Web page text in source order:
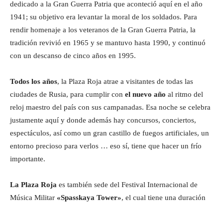
dedicado a la Gran Guerra Patria que aconteció aquí en el año
1941; su objetivo era levantar la moral de los soldados. Para
rendir homenaje a los veteranos de la Gran Guerra Patria, la
tradición revivió en 1965 y se mantuvo hasta 1990, y continuó
con un descanso de cinco años en 1995.
Todos los años, la Plaza Roja atrae a visitantes de todas las
ciudades de Rusia, para cumplir con el nuevo año al ritmo del
reloj maestro del país con sus campanadas. Esa noche se celebra
justamente aquí y donde además hay concursos, conciertos,
espectáculos, así como un gran castillo de fuegos artificiales, un
entorno precioso para verlos … eso sí, tiene que hacer un frío
importante.
La Plaza Roja es también sede del Festival Internacional de
Música Militar «Spasskaya Tower», el cual tiene una duración